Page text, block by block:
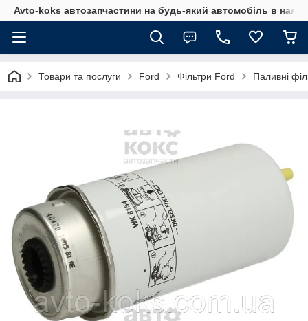
Avto-koks автозапчастини на будь-який автомобіль в
Товари та послуги Ford Фільтри Ford Паливні